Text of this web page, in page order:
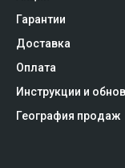
Гарантии
Доставка
Оплата
Инструкции и
География продаж